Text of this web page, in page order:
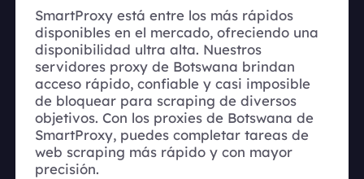
SmartProxy está entre los más rápidos
disponibles en el mercado, ofreciendo una
disponibilidad ultra alta. Nuestros
servidores proxy de Botswana brindan
acceso rápido, confiable y casi imposible
de bloquear para scraping de diversos
objetivos. Con los proxies de Botswana de
SmartProxy, puedes completar tareas de
web scraping más rápido y con mayor
precisión.